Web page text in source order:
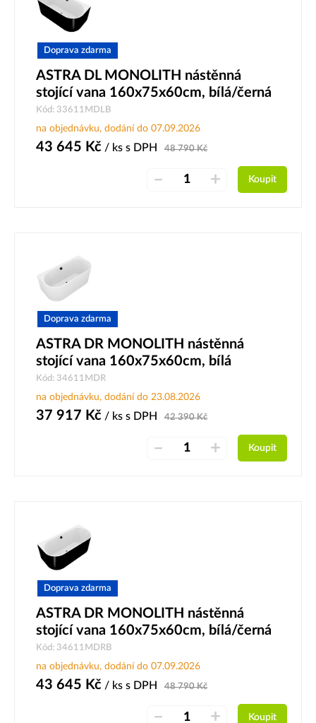
Doprava zdarma
ASTRA DL MONOLITH nástěnná
stojící vana 160x75x60cm, bílá/černá
Kód: 33611MDLB
na objednávku, dodání do 07.09.2026
43 645 Kč / ks s DPH 48 790Kč
– + Koupit
Doprava zdarma
ASTRA DR MONOLITH nástěnná
stojící vana 160x75x60cm, bílá
Kód: 34611MDR
na objednávku, dodání do 23.08.2026
37 917 Kč / ks s DPH 42 390Kč
– + Koupit
Doprava zdarma
ASTRA DR MONOLITH nástěnná
stojící vana 160x75x60cm, bílá/černá
Kód: 34611MDRB
na objednávku, dodání do 07.09.2026
43 645 Kč / ks s DPH 48 790Kč
– + Koupit